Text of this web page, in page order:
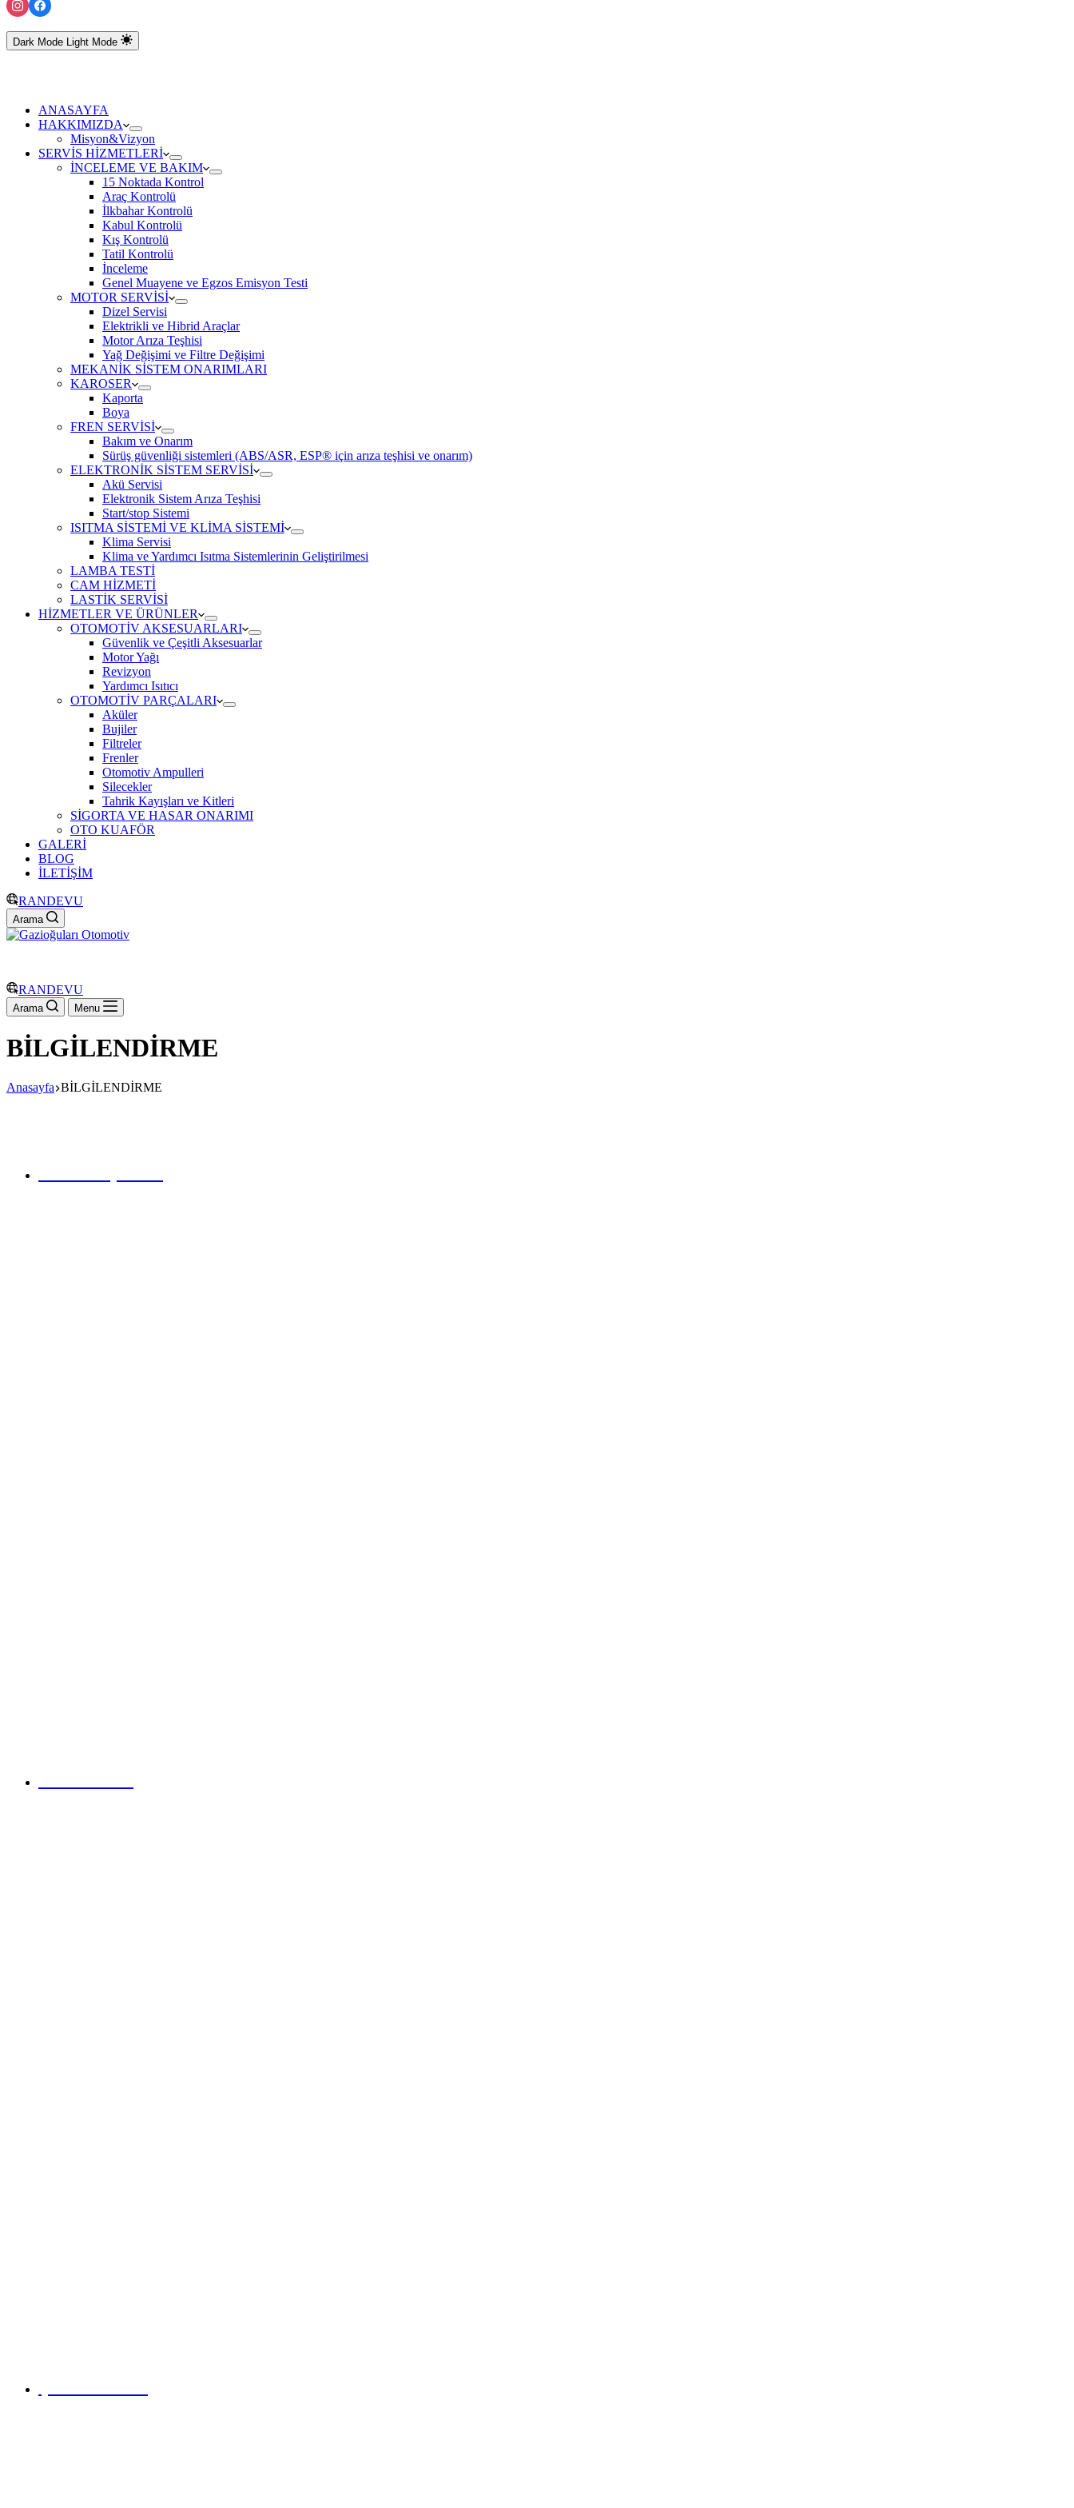
Dark Mode Light Mode
ANASAYFA
HAKKIMIZDA
Misyon&Vizyon
SERVİS HİZMETLERİ
İNCELEME VE BAKIM
15 Noktada Kontrol
Araç Kontrolü
İlkbahar Kontrolü
Kabul Kontrolü
Kış Kontrolü
Tatil Kontrolü
İnceleme
Genel Muayene ve Egzos Emisyon Testi
MOTOR SERVİSİ
Dizel Servisi
Elektrikli ve Hibrid Araçlar
Motor Arıza Teşhisi
Yağ Değişimi ve Filtre Değişimi
MEKANİK SİSTEM ONARIMLARI
KAROSER
Kaporta
Boya
FREN SERVİSİ
Bakım ve Onarım
Sürüş güvenliği sistemleri (ABS/ASR, ESP® için arıza teşhisi ve onarım)
ELEKTRONİK SİSTEM SERVİSİ
Akü Servisi
Elektronik Sistem Arıza Teşhisi
Start/stop Sistemi
ISITMA SİSTEMİ VE KLİMA SİSTEMİ
Klima Servisi
Klima ve Yardımcı Isıtma Sistemlerinin Geliştirilmesi
LAMBA TESTİ
CAM HİZMETİ
LASTİK SERVİSİ
HİZMETLER VE ÜRÜNLER
OTOMOTİV AKSESUARLARI
Güvenlik ve Çeşitli Aksesuarlar
Motor Yağı
Revizyon
Yardımcı Isıtıcı
OTOMOTİV PARÇALARI
Aküler
Bujiler
Filtreler
Frenler
Otomotiv Ampulleri
Silecekler
Tahrik Kayışları ve Kitleri
SİGORTA VE HASAR ONARIMI
OTO KUAFÖR
GALERİ
BLOG
İLETİŞİM
RANDEVU
Arama
RANDEVU
Arama Menu
BİLGİLENDİRME
Anasayfa BİLGİLENDİRME